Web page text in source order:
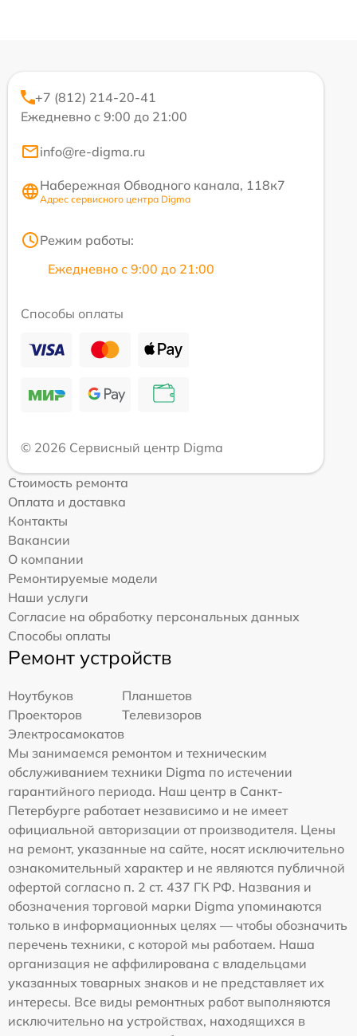
+7 (812) 214-20-41
Ежедневно с 9:00 до 21:00
info@re-digma.ru
Набережная Обводного канала, 118к7
Адрес сервисного центра Digma
Режим работы:
Ежедневно с 9:00 до 21:00
Способы оплаты
© 2026 Сервисный центр Digma
Стоимость ремонта
Оплата и доставка
Контакты
Вакансии
О компании
Ремонтируемые модели
Наши услуги
Согласие на обработку персональных данных
Способы оплаты
Ремонт устройств
Ноутбуков
Планшетов
Проекторов
Телевизоров
Электросамокатов
Мы занимаемся ремонтом и техническим
обслуживанием техники Digma по истечении
гарантийного периода. Наш центр в Санкт-
Петербурге работает независимо и не имеет
официальной авторизации от производителя. Цены
на ремонт, указанные на сайте, носят исключительно
ознакомительный характер и не являются публичной
офертой согласно п. 2 ст. 437 ГК РФ. Названия и
обозначения торговой марки Digma упоминаются
только в информационных целях — чтобы обозначить
перечень техники, с которой мы работаем. Наша
организация не аффилирована с владельцами
указанных товарных знаков и не представляет их
интересы. Все виды ремонтных работ выполняются
исключительно на устройствах, находящихся в